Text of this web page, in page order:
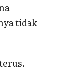
tidak